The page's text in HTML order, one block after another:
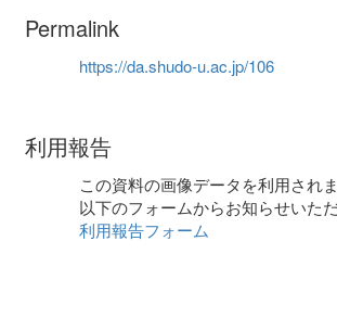
Permalink
https://da.shudo-u.ac.jp/106
利用報告
この資料の画像データを利用され
以下のフォームからお知らせいた
利用報告フォーム